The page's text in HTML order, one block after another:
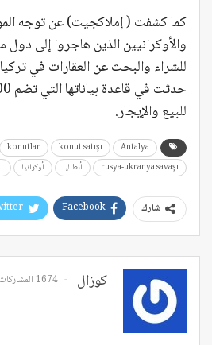
كما كشفت ( إملاكجيت) عن توجه
والأوكرانيين الذين هاجروا إلى
للشراء والبحث عن العقارات في
للبيع والإيجار.
Antalya
konut satışı
konutlar
rusya-ukranya savaşı
أنطاليا أوكرانيا
شارك Facebook
كوزال 1674 المشاركات